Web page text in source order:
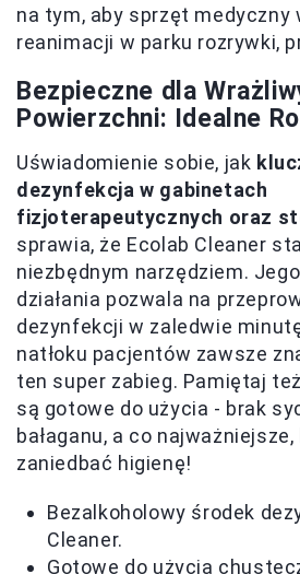
na tym, aby sprzęt medyczny
reanimacji w parku rozrywki,
Bezpieczne dla
Powierzchni: Idealne
Uświadomienie sobie, jak
dezynfekcja w gabinetach
fizjoterapeutycznych oraz
sprawia, że Ecolab Cleaner
niezbędnym narzędziem.
działania pozwala na
dezynfekcji w zaledwie
natłoku pacjentów zawsze
ten super zabieg. Pamiętaj
są gotowe do użycia - brak
bałaganu, a co
zaniedbać higienę!
Bezalkoholowy środek
Cleaner.
Gotowe do użycia